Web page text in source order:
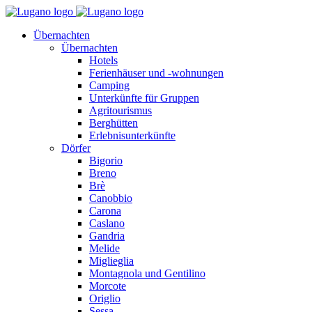
Übernachten
Übernachten
Hotels
Ferienhäuser und -wohnungen
Camping
Unterkünfte für Gruppen
Agritourismus
Berghütten
Erlebnisunterkünfte
Dörfer
Bigorio
Breno
Brè
Canobbio
Carona
Caslano
Gandria
Melide
Miglieglia
Montagnola und Gentilino
Morcote
Origlio